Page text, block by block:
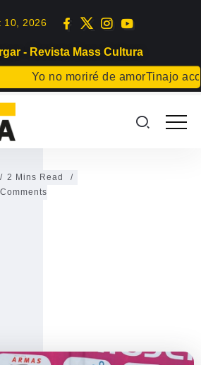
- Revista Mass Cultura
Yo no moriré de amorTinajo acoge
10, 2026
Mujer 2024
2 Mins Read